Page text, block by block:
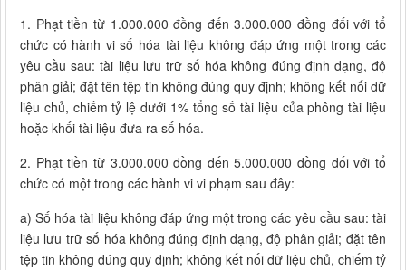
1. Phạt tiền từ 1.000.000 đồng đến 3.000.000 đồng đối với tổ
chức có hành vi số hóa tài liệu không đáp ứng một trong các
yêu cầu sau: tài liệu lưu trữ số hóa không đúng định dạng, độ
phân giải; đặt tên tệp tin không đúng quy định; không kết nối dữ
liệu chủ, chiếm tỷ lệ dưới 1% tổng số tài liệu của phông tài liệu
hoặc khối tài liệu đưa ra số hóa.
2. Phạt tiền từ 3.000.000 đồng đến 5.000.000 đồng đối với tổ
chức có một trong các hành vi vi phạm sau đây:
a) Số hóa tài liệu không đáp ứng một trong các yêu cầu sau: tài
liệu lưu trữ số hóa không đúng định dạng, độ phân giải; đặt tên
tệp tin không đúng quy định; không kết nối dữ liệu chủ, chiếm tỷ